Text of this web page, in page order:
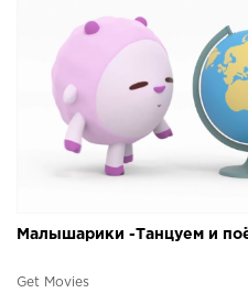
Малышарики -Танцуем и
Get Movies